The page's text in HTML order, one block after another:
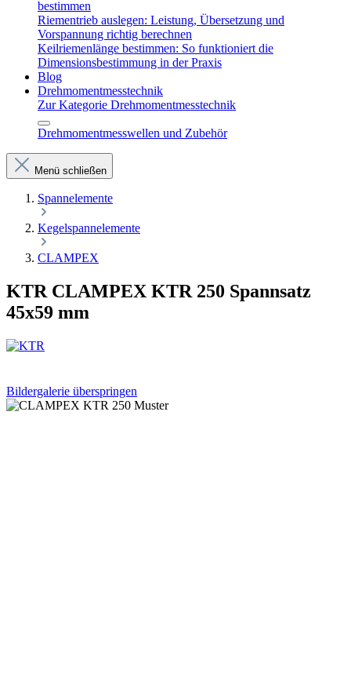
bestimmen
Riementrieb auslegen: Leistung, Übersetzung und
Vorspannung richtig berechnen
Keilriemenlänge bestimmen: So funktioniert die
Dimensionsbestimmung in der Praxis
Blog
Drehmomentmesstechnik
Zur Kategorie Drehmomentmesstechnik
Drehmomentmesswellen und Zubehör
Menü schließen
Spannelemente
Kegelspannelemente
CLAMPEX
KTR CLAMPEX KTR 250 Spannsatz
45x59 mm
Bildergalerie überspringen